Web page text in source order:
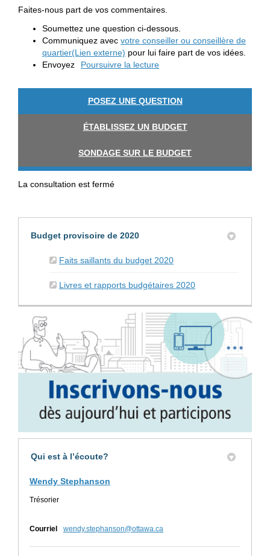
Faites-nous part de vos commentaires.
Soumettez une question ci-dessous.
Communiquez avec votre conseiller ou conseillère de
quartier(Lien externe) (Liens externes)
pour lui faire part de vos idées.
Envoyez
Poursuivre la lecture
POSEZ UNE QUESTION
ÉTABLISSEZ UN BUDGET
SONDAGE SUR LE BUDGET
La consultation est fermé
Budget provisoire de 2020
Faits saillants du budget 2020(Liens externes)
Livres et rapports budgétaires 2020(Liens externes)
Qui est à l’écoute?
Wendy Stephanson
Trésorier
Courriel wendy.stephanson@ottawa.ca